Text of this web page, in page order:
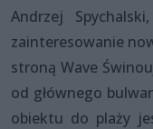
Andrzej
zainteresowanie
stroną Wave
od głównego
obiektu do plaży